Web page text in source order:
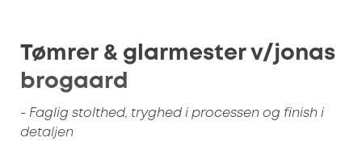
Tømrer & glarmester v/jonas
brogaard
- Faglig stolthed, tryghed i processen og finish i
detaljen